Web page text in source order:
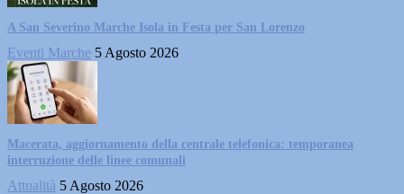
A San Severino Marche Isola in Festa per San Lorenzo
Eventi Marche 5 Agosto 2026
Macerata, aggiornamento della centrale telefonica: temporanea
interruzione delle linee comunali
Attualità 5 Agosto 2026